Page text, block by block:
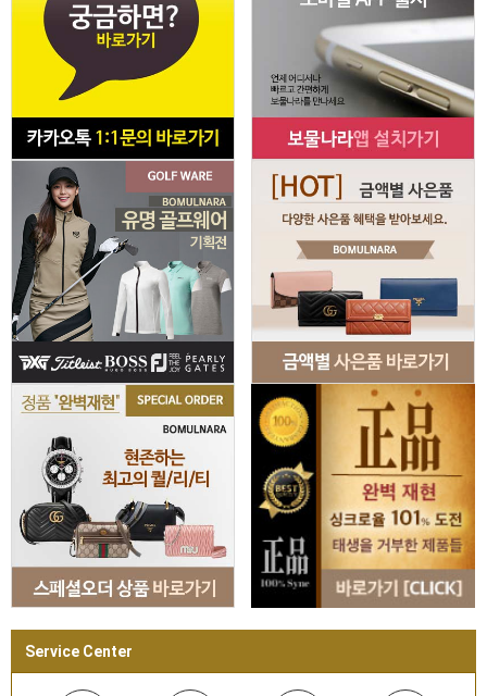
Service Center